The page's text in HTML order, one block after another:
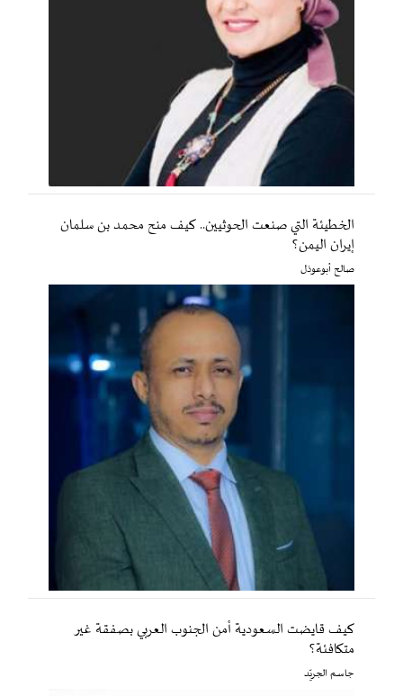
الخطيئة التي صنعت الحوثيين.. كيف منح محمد بن سلمان
إيران اليمن؟
صالح أبوعوذل
كيف قايضت السعودية أمن الجنوب العربي بصفقة غير
متكافئة؟
جاسم الجريّد